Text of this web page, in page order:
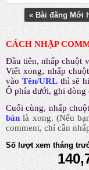
« Bài đăng Mới
CÁCH NHẬP
Đầu tiên, nhấp chuột
Viết xong, nhấp
vào Tên/URL thì sẽ
Ô phía dưới, ghi dòng
Cuối cùng, nhấp
bản là xong.(Nếu
comment, chỉ cần
Số lượt xem tháng